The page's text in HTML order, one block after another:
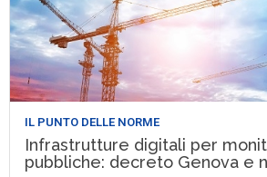
IL PUNTO DELLE NORME
Infrastrutture digitali per
pubbliche: decreto Genova e